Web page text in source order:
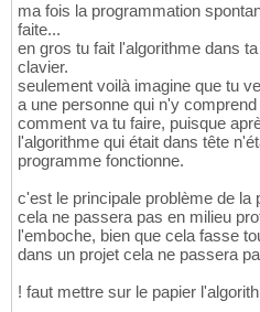
ma fois la programmation
faite...
en gros tu fait l'algorithme dans
clavier.
seulement voilà imagine que tu
a une personne qui n'y
comment va tu faire, puisque
l'algorithme qui était dans tête
programme fonctionne.
c'est le principale problème de la
cela ne passera pas en milieu
l'emboche, bien que cela fasse
dans un projet cela ne passera
! faut mettre sur le papier